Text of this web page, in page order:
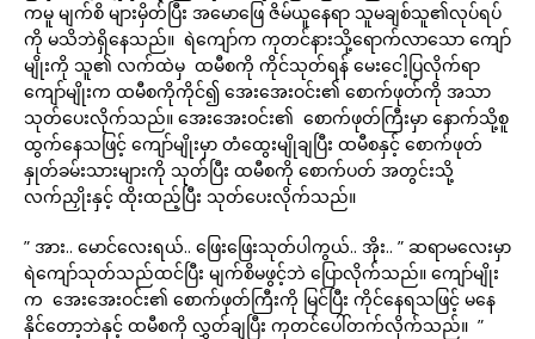
ကမူ မျက်စိ များမှိတ်ပြီး အမောဖြေ ဇိမ်ယူနေရာ သူမချစ်သူ၏လုပ်ရပ်
ကို မသိဘဲရှိနေသည်။ ရဲကျော်က ကုတင်နားသို့ရောက်လာသော ကျော်
မျိုးကို သူ၏ လက်ထဲမှ ထမီစကို ကိုင်သုတ်ရန် မေးငေါ့ပြလိုက်ရာ
ကျော်မျိုးက ထမီစကိုကိုင်၍ အေးအေးဝင်း၏ စောက်ဖုတ်ကို အသာ
သုတ်ပေးလိုက်သည်။ အေးအေးဝင်း၏ စောက်ဖုတ်ကြီးမှာ နောက်သို့စူ
ထွက်နေသဖြင့် ကျော်မျိုးမှာ တံထွေးမျိုချပြီး ထမီစနှင့် စောက်ဖုတ်
နှုတ်ခမ်းသားများကို သုတ်ပြီး ထမီစကို စောက်ပတ် အတွင်းသို့
လက်ညှိုးနှင့် ထိုးထည့်ပြီး သုတ်ပေးလိုက်သည်။
” အား.. မောင်လေးရယ်.. ဖြေးဖြေးသုတ်ပါကွယ်.. အိုး.. ” ဆရာမလေးမှာ
ရဲကျော်သုတ်သည်ထင်ပြီး မျက်စိမဖွင့်ဘဲ ပြောလိုက်သည်။ ကျော်မျိုး
က အေးအေးဝင်း၏ စောက်ဖုတ်ကြီးကို မြင်ပြီး ကိုင်နေရသဖြင့် မနေ
နိုင်တော့ဘဲနှင့် ထမီစကို လွှတ်ချပြီး ကုတင်ပေါ်တက်လိုက်သည်။ ”